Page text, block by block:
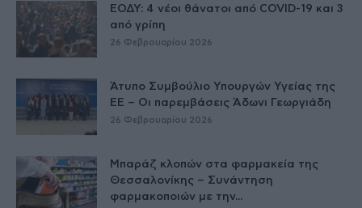
ΕΟΔΥ: 4 νέοι θάνατοι από COVID-19 και 3
από γρίπη
26 Φεβρουαρίου 2026
Άτυπο Συμβούλιο Υπουργών Υγείας της
ΕE – Οι παρεμβάσεις Άδωνι Γεωργιάδη
26 Φεβρουαρίου 2026
Μπαράζ κλοπών στα φαρμακεία της
Θεσσαλονίκης – Συνάντηση
φαρμακοποιών με την...